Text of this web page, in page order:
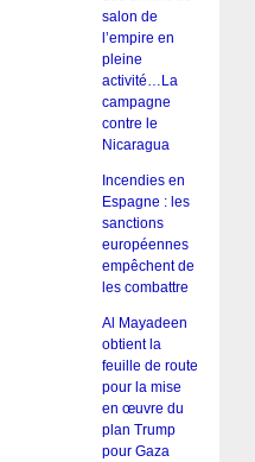
salon de
l’empire en
pleine
activité…La
campagne
contre le
Nicaragua
Incendies en
Espagne : les
sanctions
européennes
empêchent de
les combattre
Al Mayadeen
obtient la
feuille de route
pour la mise
en œuvre du
plan Trump
pour Gaza